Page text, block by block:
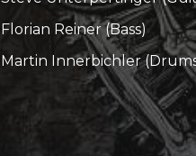
Florian Reiner (Bass)
Martin Innerbichler